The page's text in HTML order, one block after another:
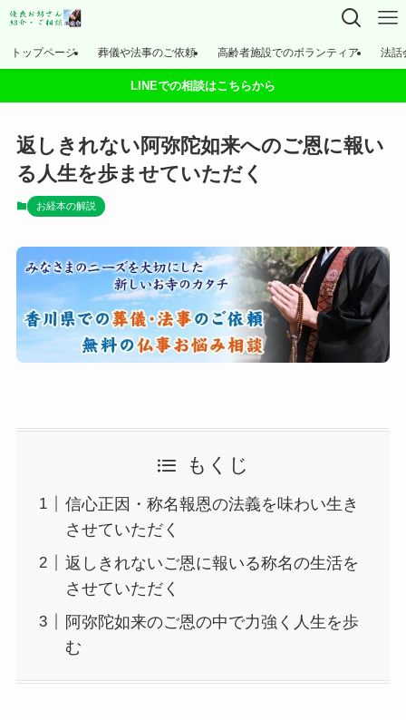
トップページ 葬儀や法事のご依頼 高齢者施設でのボランティア 法話
LINEでの相談はこちらから
返しきれない阿弥陀如来へのご恩に報い
る人生を歩ませていただく
お経本の解説
もくじ
信心正因・称名報恩の法義を味わい生き
させていただく
返しきれないご恩に報いる称名の生活を
させていただく
阿弥陀如来のご恩の中で力強く人生を歩
む